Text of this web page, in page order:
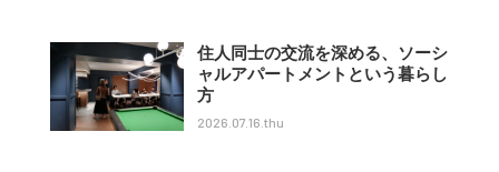
住人同士の交流を深める、ソーシ
ャルアパートメントという暮らし
方
2026.07.16.thu